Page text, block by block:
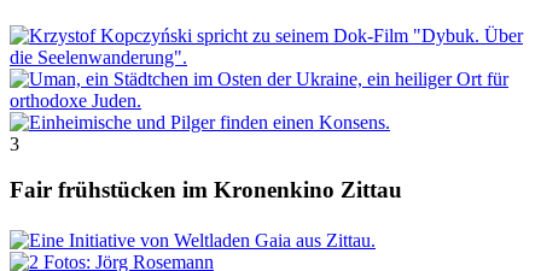
3
Fair frühstücken im Kronenkino Zittau